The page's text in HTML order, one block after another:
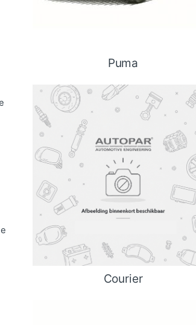
Puma
Courier